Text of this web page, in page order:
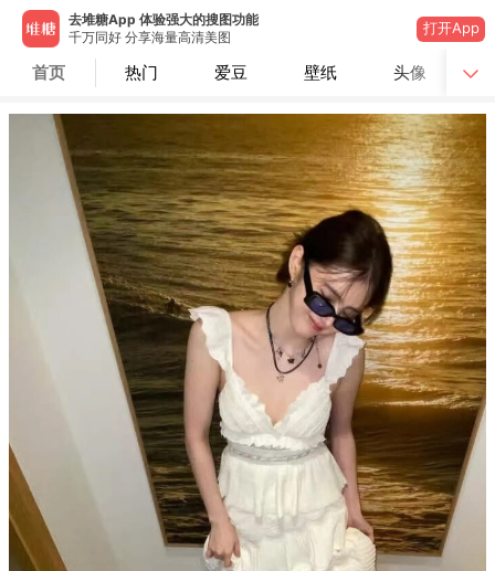
去堆糖App 体验强大的搜图功能
千万同好 分享海量高清美图
打开App
首页 热门 爱豆 壁纸 头像